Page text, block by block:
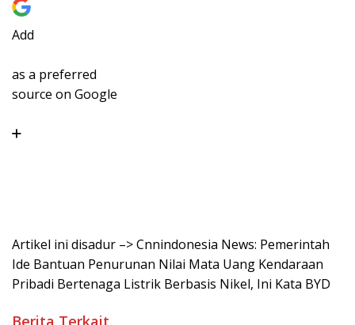
Add
as a preferred
source on Google
Artikel ini disadur –> Cnnindonesia News: Pemerintah
Ide Bantuan Penurunan Nilai Mata Uang Kendaraan
Pribadi Bertenaga Listrik Berbasis Nikel, Ini Kata BYD
Berita Terkait